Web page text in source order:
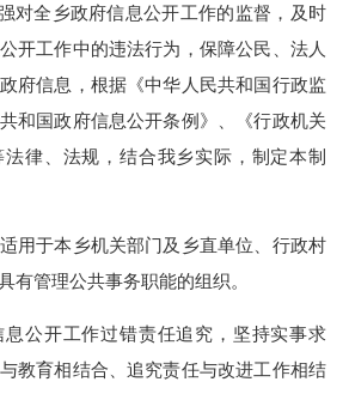
对全乡政府信息公开工作的监督，及时
开工作中的违法行为，保障公民、法人
府信息，根据《中华人民共和国行政监
和国政府信息公开条例》、《行政机关
律、法规，结合我乡实际，制定本制
于本乡机关部门及乡直单位、行政村
有管理公共事务职能的组织。
开工作过错责任追究，坚持实事求
教育相结合、追究责任与改进工作相结